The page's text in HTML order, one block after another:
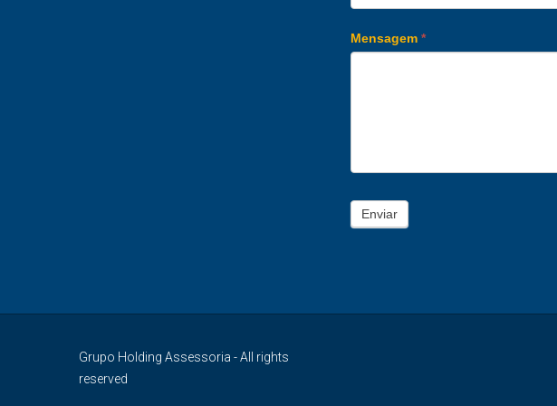
Mensagem *
Enviar
Grupo Holding Assessoria - All rights
reserved